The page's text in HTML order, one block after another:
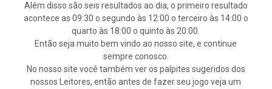
Além disso são seis resultados ao dia, o primeiro resultado
acontece as 09:30 o segundo às 12:00 o terceiro às 14:00 o
quarto às 18:00 o quinto às 20:00.
Então seja muito bem vindo ao nosso site, e continue
sempre conosco.
No nosso site você também ver os palpites sugeridos dos
nossos Leitores, então antes de fazer seu jogo veja um